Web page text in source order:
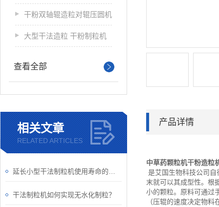
干粉双轴辊造粒对辊压圆机
大型干法造粒 干粉制粒机
查看全部
相关文章
RELATED ARTICLES
干法制粒机如何实现无水化制粒？
产品详情
中草药颗粒机干粉造粒
是艾国生物科技公司
末就可以其成型性。根
小的颗粒。原料可通过
（压辊的速度决定物